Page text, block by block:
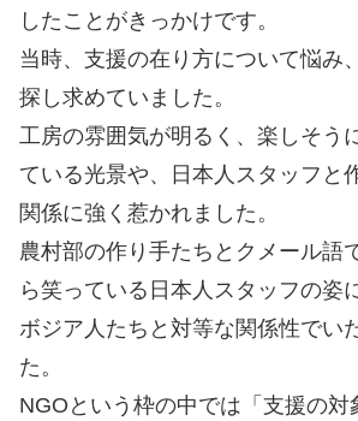
したことがきっかけです。
当時、支援の在り方について悩み
探し求めていました。
工房の雰囲気が明るく、楽しそう
ている光景や、日本人スタッフと
関係に強く惹かれました。
農村部の作り手たちとクメール語
ら笑っている日本人スタッフの姿
ボジア人たちと対等な関係性でい
た。
NGOという枠の中では「支援の対